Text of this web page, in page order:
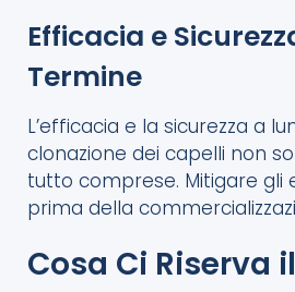
Efficacia e
Termine
L’efficacia e la sicurezza a
clonazione dei capelli non
tutto comprese. Mitigare gli
prima della
Cosa Ci Riserva